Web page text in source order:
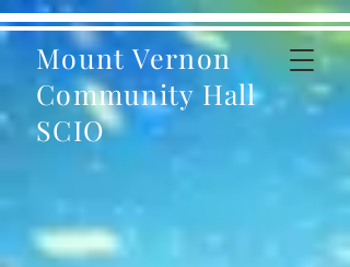
Mount Vernon
Community Hall
SCIO